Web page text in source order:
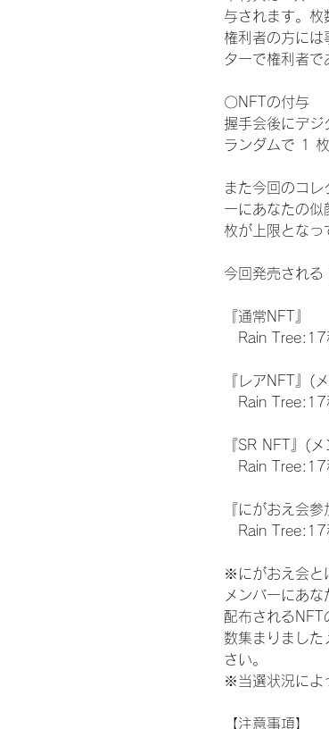
与されます。枚
権利者の方には
ターで権利者で
〇NFTの付与
握手会後にデジ
ランダムで 1
また今回のコ
ーにあなたの
枚が上限となっ
今回発売される
『通常NFT』
Rain Tree:17
『レアNFT』(
Rain Tree:17
『SR NFT』(
Rain Tree:17
『にがおえ会
Rain Tree:17
※にがおえ会と
メンバーにあ
配布されるNFT
数集まりました
さい。
※当選状況によ
【注意事項】